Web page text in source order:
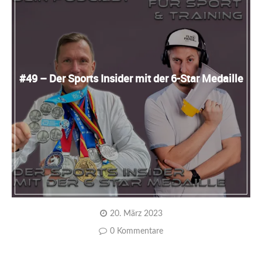
#49 – Der Sports Insider mit der 6-Star Medaille
20. März 2023
0 Kommentare